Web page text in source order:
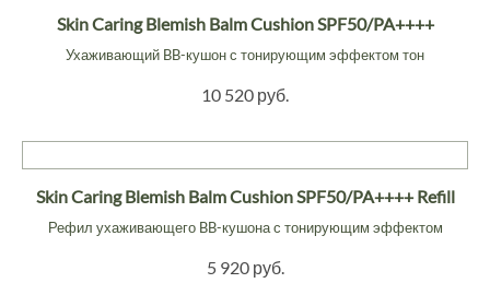
Skin Caring Blemish Balm Cushion SPF50/PA++++
Ухаживающий BB-кушон с тонирующим эффектом тон
10 520 руб.
Skin Caring Blemish Balm Cushion SPF50/PA++++ Refill
Рефил ухаживающего BB-кушона с тонирующим эффектом
5 920 руб.